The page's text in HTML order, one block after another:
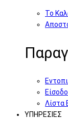
Το
Λίστα
ΥΠΗΡΕΣΙΕΣ